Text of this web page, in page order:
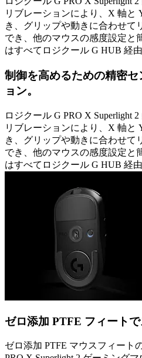
リブレーションにより、X 軸と
き、グリップや動きに合わせて
でき、他のマウスの感度設定と
はすべてロジクール G HUB 経
制御を高めるための精密
ョン。
ロジクール G PRO X Superlight
リブレーションにより、X 軸と
き、グリップや動きに合わせて
でき、他のマウスの感度設定と
はすべてロジクール G HUB 経
ゼロ添加 PTFE フィートで
ゼロ添加 PTFE マウスフィート